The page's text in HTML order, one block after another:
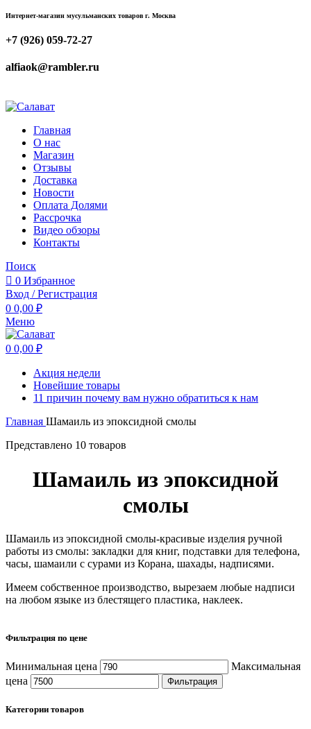
Интернет-магазин мусульманских товаров г. Москва
+7 (926) 059-72-27
alfiaok@rambler.ru
Главная
О нас
Магазин
Отзывы
Доставка
Новости
Оплата Долями
Рассрочка
Видео обзоры
Контакты
Поиск
0 Избранное
Вход / Регистрация
0 0,00 ₽
Меню
0 0,00 ₽
Акция недели
Новейшие товары
11 причин почему вам нужно обратиться к нам
Главная Шамаиль из эпоксидной смолы
Представлено 10 товаров
Шамаиль из эпоксидной
смолы
Шамаиль из эпоксидной смолы-красивые изделия ручной
работы из смолы: закладки для книг, подставки для телефона,
часы, шамаили с сурами из Корана, шахады, надписями.
Имеем собственное производство, вырезаем любые надписи
на любом языке из блестящего пластика, наклеек.
Фильтрация по цене
Минимальная цена
Максимальная
цена
Фильтрация
Категории товаров